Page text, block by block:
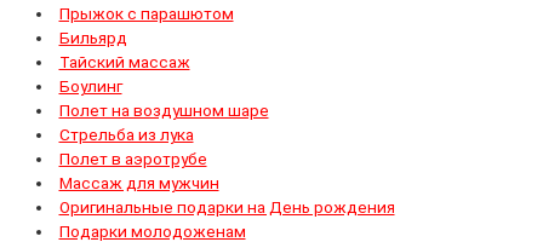
Прыжок с парашютом
Бильярд
Тайский массаж
Боулинг
Полет на воздушном шаре
Стрельба из лука
Полет в аэротрубе
Массаж для мужчин
Оригинальные подарки на День рождения
Подарки молодоженам